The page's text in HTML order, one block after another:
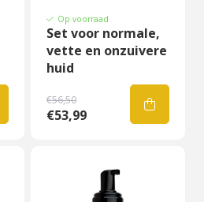
Op voorraad
Set voor normale,
vette en onzuivere
huid
€56,50
€53,99